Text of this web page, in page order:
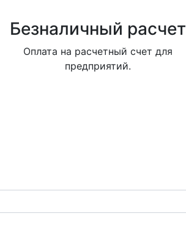
Безналичный расчет
Оплата на расчетный счет для
предприятий.